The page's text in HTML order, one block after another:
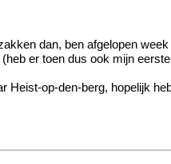
dan, ben afgelopen
er toen dus ook mijn
Heist-op-den-berg, hopelijk